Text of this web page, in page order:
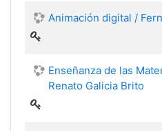
Animación digital /
Enseñanza de las
Renato Galicia Brito